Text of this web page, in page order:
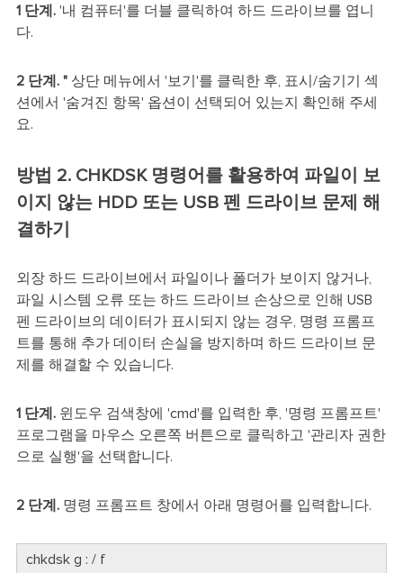
1 단계. '내 컴퓨터'를 더블 클릭하여 하드 드라이브를 엽니
다.
2 단계. "상단 메뉴에서 '보기'를 클릭한 후, 표시/숨기기 섹
션에서 '숨겨진 항목' 옵션이 선택되어 있는지 확인해 주세
요.
방법 2. CHKDSK 명령어를 활용하여 파일이 보
이지 않는 HDD 또는 USB 펜 드라이브 문제 해
결하기
외장 하드 드라이브에서 파일이나 폴더가 보이지 않거나,
파일 시스템 오류 또는 하드 드라이브 손상으로 인해 USB
펜 드라이브의 데이터가 표시되지 않는 경우, 명령 프롬프
트를 통해 추가 데이터 손실을 방지하며 하드 드라이브 문
제를 해결할 수 있습니다.
1 단계. 윈도우 검색창에 'cmd'를 입력한 후, '명령 프롬프트'
프로그램을 마우스 오른쪽 버튼으로 클릭하고 '관리자 권한
으로 실행'을 선택합니다.
2 단계. 명령 프롬프트 창에서 아래 명령어를 입력합니다.
chkdsk g : / f